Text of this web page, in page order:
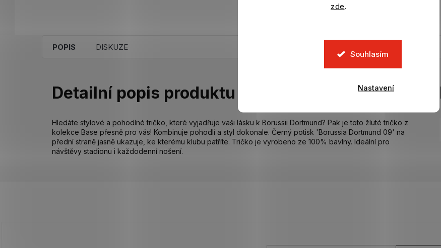
zde.
Souhlasím
Nastavení
POPIS DISKUZE
Detailní popis produktu
Hledáte stylové a pohodlné tričko, které vyjadřuje vaši lásku k Borussii Dortmund? Pak je toto žluté tričko z
kolekce Base přesně pro vás! Kombinuje pohodlí a styl dokonale. Černý potisk 'Borussia Dortmund 09' na
přední straně jasně ukazuje, ke kterému klubu patříte. Tričko je vyrobeno ze 100% bavlny. Ideální pro
návštěvy stadionu i každodenní nošení.